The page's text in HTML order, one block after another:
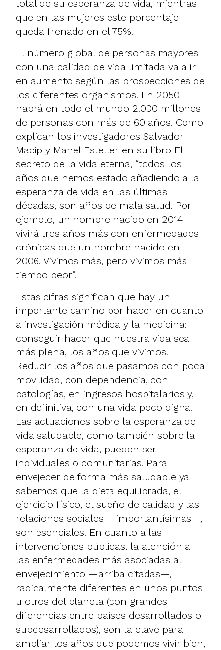
total de su esperanza de vida, mientras
que en las mujeres este porcentaje
queda frenado en el 75%.
El número global de personas mayores
con una calidad de vida limitada va a ir
en aumento según las prospecciones de
los diferentes organismos. En 2050
habrá en todo el mundo 2.000 millones
de personas con más de 60 años. Como
explican los investigadores Salvador
Macip y Manel Esteller en su libro El
secreto de la vida eterna, “todos los
años que hemos estado añadiendo a la
esperanza de vida en las últimas
décadas, son años de mala salud. Por
ejemplo, un hombre nacido en 2014
vivirá tres años más con enfermedades
crónicas que un hombre nacido en
2006. Vivimos más, pero vivimos más
tiempo peor”.
Estas cifras significan que hay un
importante camino por hacer en cuanto
a investigación médica y la medicina:
conseguir hacer que nuestra vida sea
más plena, los años que vivimos.
Reducir los años que pasamos con poca
movilidad, con dependencia, con
patologías, en ingresos hospitalarios y,
en definitiva, con una vida poco digna.
Las actuaciones sobre la esperanza de
vida saludable, como también sobre la
esperanza de vida, pueden ser
individuales o comunitarias. Para
envejecer de forma más saludable ya
sabemos que la dieta equilibrada, el
ejercicio físico, el sueño de calidad y las
relaciones sociales —importantísimas—,
son esenciales. En cuanto a las
intervenciones públicas, la atención a
las enfermedades más asociadas al
envejecimiento —arriba citadas—,
radicalmente diferentes en unos puntos
u otros del planeta (con grandes
diferencias entre países desarrollados o
subdesarrollados), son la clave para
ampliar los años que podemos vivir bien,